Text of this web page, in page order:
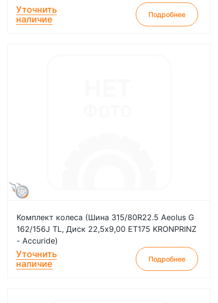
Уточнить
наличие
Подробнее
Комплект колеса (Шина 315/80R22.5 Aeolus G
162/156J TL, Диск 22,5х9,00 ЕТ175 KRONPRINZ
- Accuride)
Уточнить
наличие
Подробнее